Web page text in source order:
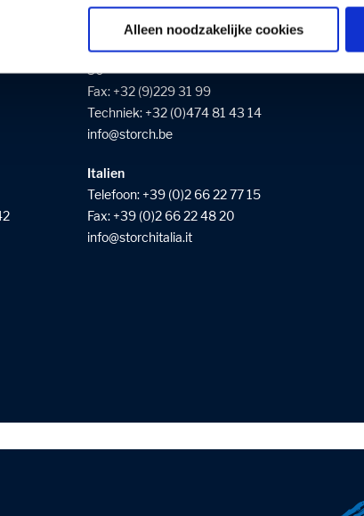
Alleen noodzakelijke cookies
België , Luxemburg & Nederland
Telefoon:+32 (9)238 21 81et+32 (9)361 31
36
Fax: +32 (9)229 31 99
Techniek: +32 (0)474 81 43 14
info
storch be
Italien
Telefoon: +39 (0)2 66 22 77 15
Fax: +39 (0)2 66 22 48 20
info
storchitalia it